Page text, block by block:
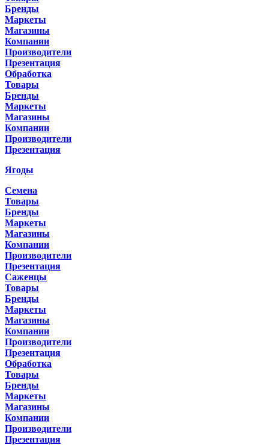
Бренды
Маркеты
Магазины
Компании
Производители
Презентация
Обработка
Товары
Бренды
Маркеты
Магазины
Компании
Производители
Презентация
Ягоды
Семена
Товары
Бренды
Маркеты
Магазины
Компании
Производители
Презентация
Саженцы
Товары
Бренды
Маркеты
Магазины
Компании
Производители
Презентация
Обработка
Товары
Бренды
Маркеты
Магазины
Компании
Производители
Презентация